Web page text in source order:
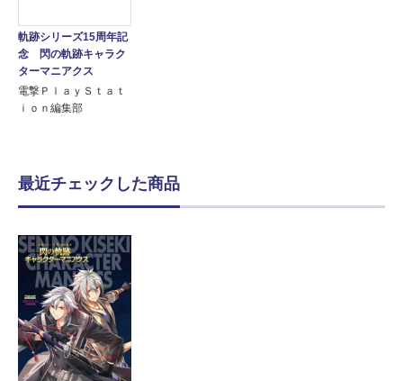
軌跡シリーズ15周年記
念 閃の軌跡キャラク
ターマニアクス
電撃ＰｌａｙＳｔａｔ
ｉｏｎ編集部
最近チェックした商品